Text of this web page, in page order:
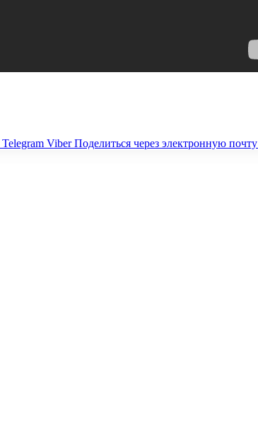
Telegram Viber Поделиться через электронную почту